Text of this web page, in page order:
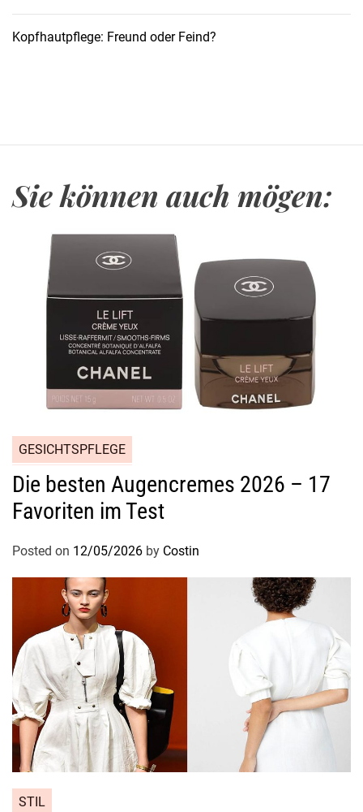
Kopfhautpflege: Freund oder Feind?
Sie können auch mögen:
GESICHTSPFLEGE
Die besten Augencremes 2026 – 17
Favoriten im Test
Posted on 12/05/2026 by Costin
STIL